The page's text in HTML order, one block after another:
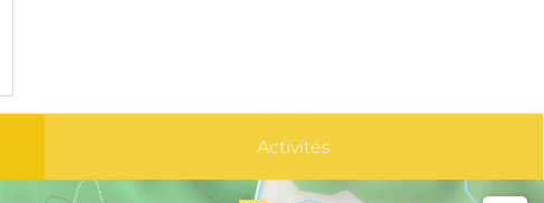
Activités